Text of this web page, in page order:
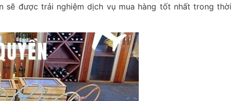
được trải nghiệm dịch vụ mua hàng tốt nhất trong thời